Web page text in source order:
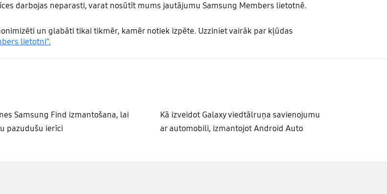
darbojas neparasti, varat nosūtīt mums jautājumu Samsung Members lietotnē.
un glabāti tikai tikmēr, kamēr notiek izpēte. Uzziniet vairāk par kļūdas
lietotni”.
Samsung Find izmantošana, lai
pazudušu ierīci
Kā izveidot Galaxy viedtālruņa savienojumu
ar automobili, izmantojot Android Auto